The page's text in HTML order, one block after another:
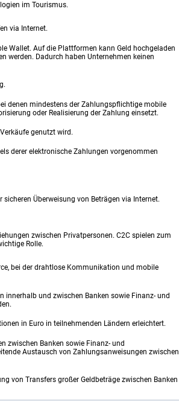
im Tourismus.
via Internet.
Wallet. Auf die Plattformen kann Geld hochgeladen
werden. Dadurch haben Unternehmen keinen
denen mindestens der Zahlungspflichtige mobile
oder Realisierung der Zahlung einsetzt.
genutzt wird.
derer elektronische Zahlungen vorgenommen
Überweisung von Beträgen via Internet.
zwischen Privatpersonen. C2C spielen zum
Rolle.
bei der drahtlose Kommunikation und mobile
innerhalb und zwischen Banken sowie Finanz- und
in Euro in teilnehmenden Ländern erleichtert.
zwischen Banken sowie Finanz- und
Austausch von Zahlungsanweisungen zwischen
von Transfers großer Geldbeträge zwischen Banken